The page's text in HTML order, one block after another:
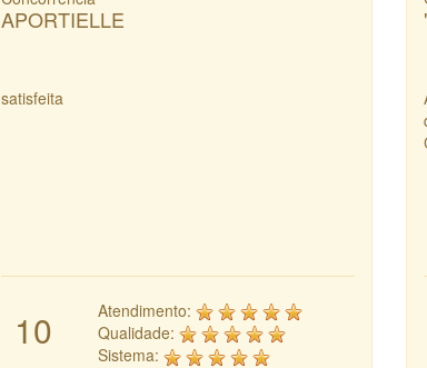
APORTIELLE
satisfeita
10
Atendimento:
Qualidade:
Sistema: